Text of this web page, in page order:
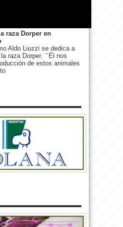
raza Dorper en
Aldo Liuzzi se dedica a
raza Dorper. ´´Él nos
de estos animales